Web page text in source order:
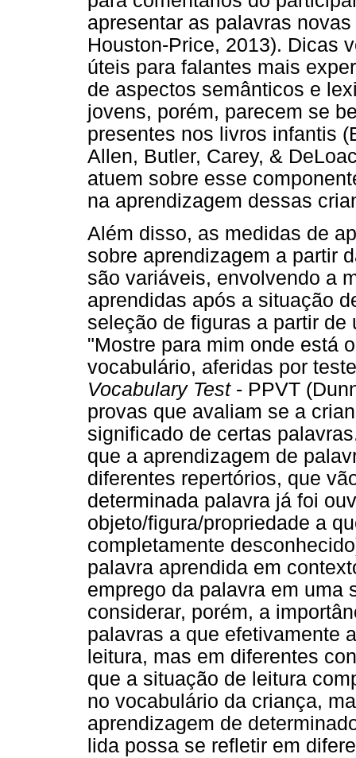
apresentar as palavras
Houston-Price, 2013). Dicas
úteis para falantes mais
de aspectos semânticos e
jovens, porém, parecem se
presentes nos livros infantis
Allen, Butler, Carey, &
atuem sobre esse
na aprendizagem dessas
Além disso, as medidas de
sobre aprendizagem a partir
são variáveis, envolvendo a
aprendidas após a situação
seleção de figuras a partir
"Mostre para mim onde está
vocabulário, aferidas por
Vocabulary Test - PPVT
provas que avaliam se a
significado de certas
que a aprendizagem de
diferentes repertórios, que
determinada palavra já foi
objeto/figura/propriedade a
completamente
palavra aprendida em
emprego da palavra em uma
considerar, porém, a
palavras a que efetivamente
leitura, mas em diferentes
que a situação de leitura
no vocabulário da criança,
aprendizagem de
lida possa se refletir em